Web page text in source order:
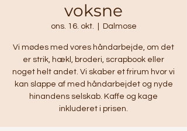
voksne
ons. 16. okt. Dalmose
Vi mødes med vores håndarbejde, om det
er strik, hækl, broderi, scrapbook eller
noget helt andet. Vi skaber et frirum hvor vi
kan slappe af med håndarbejdet og nyde
hinandens selskab. Kaffe og kage
inkluderet i prisen.